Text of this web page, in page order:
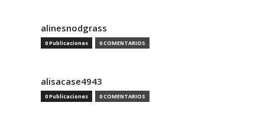
alinesnodgrass
0 Publicaciones 0 COMENTARIOS
alisacase4943
0 Publicaciones 0 COMENTARIOS